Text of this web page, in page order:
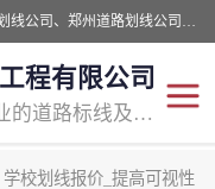
周口中为交通设施工程有限公司是一家洛阳道路划线公司、郑州道路划线公司、平顶山道路车位划线公司、开封车位划线公司、许昌道路车位划线公司、漯河道路车位划线公司，公司始终坚持“诚信、匠心、专注”的宗旨；我们的经营理念是：的服务。
程有限公司
专注道路标线施工，专业的道路标线及交通设施施工服务商!
学校划线报价_提高可视性